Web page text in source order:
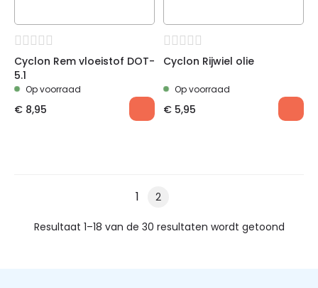
Cyclon Rem vloeistof DOT-
5.1
Op voorraad
€ 8,95
Cyclon Rijwiel olie
Op voorraad
€ 5,95
1 2
Resultaat 1–18 van de 30 resultaten wordt getoond